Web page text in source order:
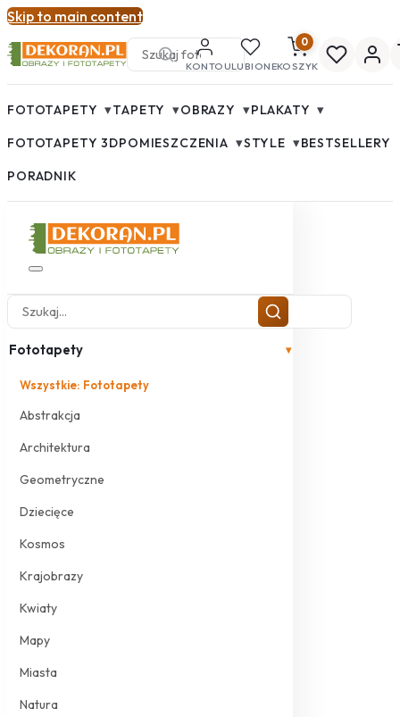
Skip to main content
KONTOULUBIONE
0
KOSZYK
FOTOTAPETY ▾TAPETY ▾OBRAZY ▾PLAKATY ▾
FOTOTAPETY 3DPOMIESZCZENIA ▾STYLE ▾BESTSELLERY
PORADNIK
Fototapety ▾
Wszystkie: Fototapety
Abstrakcja
Architektura
Geometryczne
Dziecięce
Kosmos
Krajobrazy
Kwiaty
Mapy
Miasta
Natura